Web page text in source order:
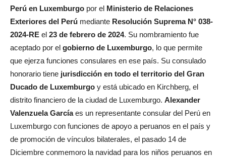
Perú en Luxemburgo por el Ministerio de Relaciones
Exteriores del Perú mediante Resolución Suprema N° 038-
2024-RE el 23 de febrero de 2024. Su nombramiento fue
aceptado por el gobierno de Luxemburgo, lo que permite
que ejerza funciones consulares en ese país. Su consulado
honorario tiene jurisdicción en todo el territorio del Gran
Ducado de Luxemburgo y está ubicado en Kirchberg, el
distrito financiero de la ciudad de Luxemburgo. Alexander
Valenzuela Garcíaes un representante consular del Perú en
Luxemburgo con funciones de apoyo a peruanos en el país y
de promoción de vínculos bilaterales, el pasado 14 de
Diciembre conmemoro la navidad para los niños peruanos en